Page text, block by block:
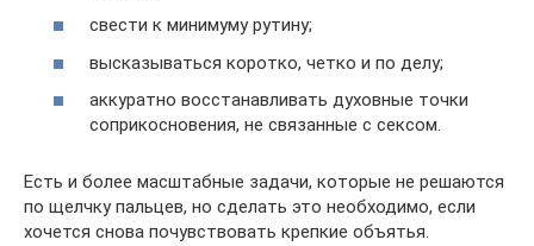
свести к минимуму рутину;
высказываться коротко, четко и по делу;
аккуратно восстанавливать духовные точки
соприкосновения, не связанные с сексом.
Есть и более масштабные задачи, которые не решаются
по щелчку пальцев, но сделать это необходимо, если
хочется снова почувствовать крепкие объятья.